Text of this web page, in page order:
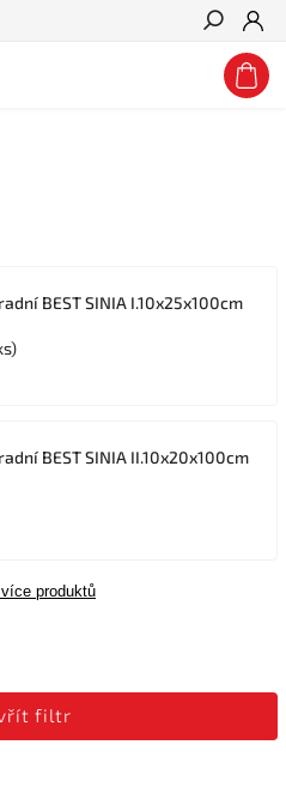
Hledat
BEST SINIA I.10x25x100cm
BEST SINIA II.10x20x100cm
produktů
filtr